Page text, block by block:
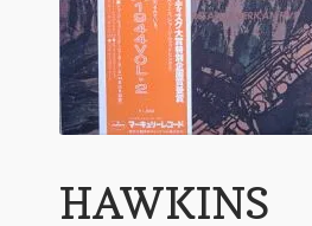
HAWKINS